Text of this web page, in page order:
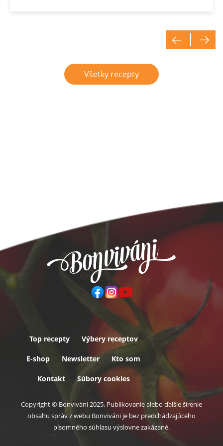
Všetky recepty
Top recepty Výbery receptov
E-shop Newsletter Kto som
Kontakt Súbory cookies
Copyright © Bonviváni 2025. Publikovanie alebo ďalšie šírenie
obsahu správ z webu Bonviváni je bez predchádzajúceho
písomného súhlasu výslovne zakázané.